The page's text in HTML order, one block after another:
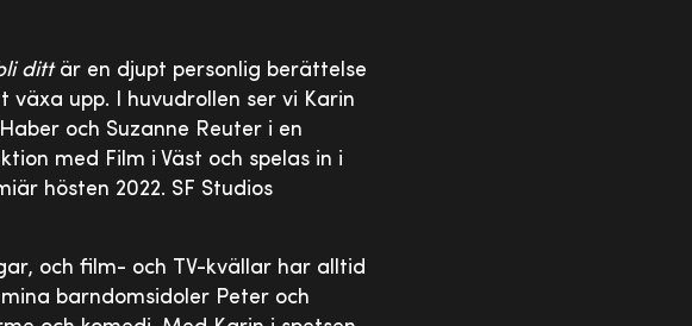
dittär en djupt personlig berättelse
upp. I huvudrollen ser vi Karin
och Suzanne Reuter i en
med Film i Väst och spelas in i
hösten 2022. SF Studios
och film- och TV-kvällar har alltid
barndomsidoler Peter och